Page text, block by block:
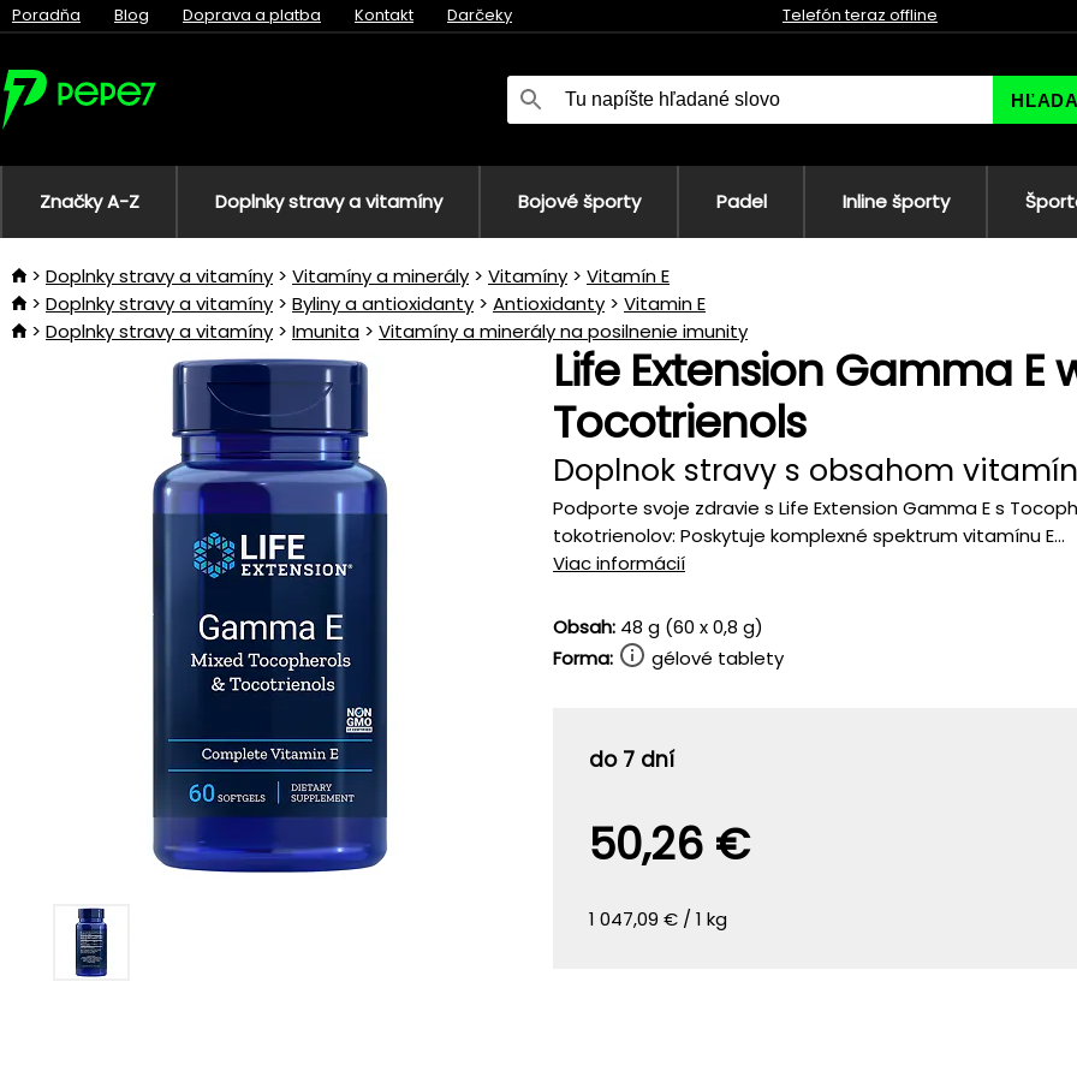
Poradňa Blog Doprava a platba Kontakt Darčeky Telefón teraz offline
Značky A-Z Doplnky stravy a vitamíny Bojové športy Padel Inline športy
Doplnky stravy a vitamíny Vitamíny a minerály Vitamíny
Vitamín E
Doplnky stravy a vitamíny
Byliny a antioxidanty Antioxidanty
Vitamin E
Doplnky stravy a vitamíny
Imunita Vitamíny a minerály na posilnenie imunity
Life Extension Gamma E
Tocotrienols
Doplnok stravy s obsahom
Podporte svoje zdravie s Life Extension Gamma E s
tokotrienolov: Poskytuje komplexné spektrum vitamínu E...
Viac informácií
Obsah: 48 g (60 x 0,8 g)
Forma:
gélové tablety
do 7 dní
50,26 €
1 047,09 € / 1 kg